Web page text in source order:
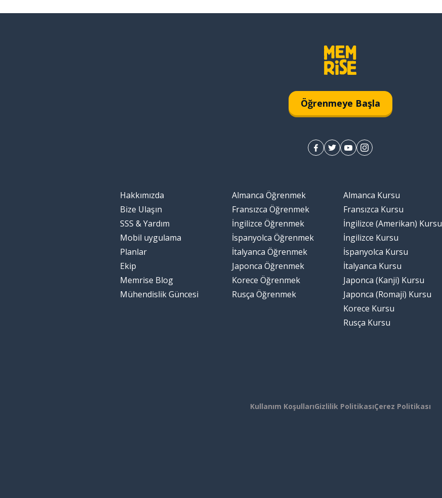
Öğrenmeye Başla
Hakkımızda
Bize Ulaşın
SSS & Yardım
Mobil uygulama
Planlar
Ekip
Memrise Blog
Mühendislik Güncesi
Almanca Öğrenmek
Fransızca Öğrenmek
İngilizce Öğrenmek
İspanyolca Öğrenmek
İtalyanca Öğrenmek
Japonca Öğrenmek
Korece Öğrenmek
Rusça Öğrenmek
Almanca Kursu
Fransızca Kursu
İngilizce (Amerikan) Kursu
İngilizce Kursu
İspanyolca Kursu
İtalyanca Kursu
Japonca (Kanji) Kursu
Japonca (Romaji) Kursu
Korece Kursu
Rusça Kursu
Kullanım KoşullarıGizlilik PolitikasıÇerez Politikası